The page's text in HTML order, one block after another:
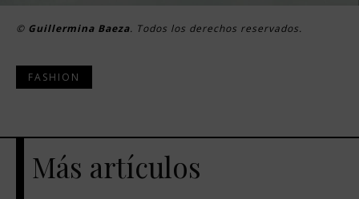
© Guillermina Baeza. Todos los derechos reservados.
FASHION
Más artículos